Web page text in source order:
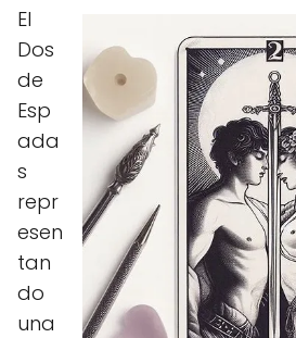
El
Dos
de
Esp
ada
s
repr
esen
tan
do
una